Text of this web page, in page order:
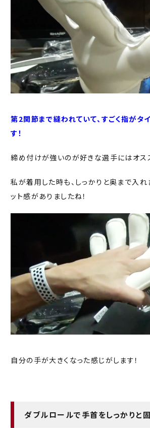
第2関節まで縫われていて、すごく指がタ
す！
締め付けが強いのが好きな選手にはオス
私が着用した時も、しっかりと奥まで入れ
ット感がありましたね！
自分の手が大きくなった感じがします！
ダブルロールで手首をしっかりと